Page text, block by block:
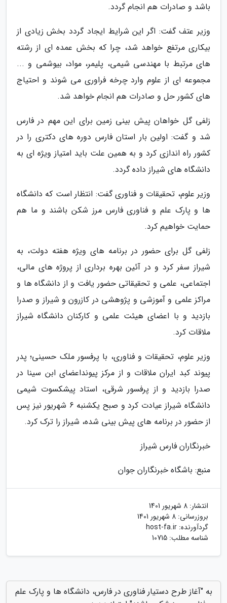
باشد و صادرات هم انجام گردد.
وزیر عتف گفت: اگر این شرایط ایجاد گردد بخش زیادی از
بیکاری مرتفع خواهد شد، چرا که بخش عمده ای از رشته
های مرتبط با مهندسی شیمی، پلیمر، مواد، بیوشمی و ...
مجموعه ای از علوم وارد چرخه فراوری می شوند و احتیاج
های کشور حل و صادرات هم انجام خواهد شد.
زلفی گل خواهان پیش بینی زمین برای این مهم در فارس
شد و گفت: اولین بار استان فارس دوره های دکتری را در
کشور راه اندازی کرد و به همین علت باید امتیاز ویژه ای به
دانشگاه های شیراز داده گردد.
وزیر علوم، تحقیقات و فناوری گفت: انتظار است که دانشگاه
ها و پارک علم و فناوری فارس مرز شکن باشند و ما هم
حمایت خواهیم کرد.
زلفی گل برای حضور در برنامه های ویژه هفته دولت، به
شیراز سفر کرد و در آئین بهره برداری از پروژه های مالی،
اجتماعی، علمی و تحقیقاتی حضور یافت و از دانشگاه ها و
مراکز علمی و آموزشی و پژوهشی در کازرون و شیراز و صدرا
بازدید و با اعضای هیئت علمی و کارکنان دانشگاه شیراز
ملاقات کرد.
وزیر علوم، تحقیقات و فناوری، با پرفسور ملک حسینی؛ پدر
پیوند کبد ایران ملاقات و از مرکز پیونداعضای ابن سینا در
صدرا بازدید و از پرفسور شرقی، استاد پیشکسوت شیمی
دانشگاه شیراز عیادت کرد و صبح یکشنبه 6 شهریور نیز پس
از حضور در برنامه های پیش بینی شده، شیراز را ترک کرد.
خبرنگاران فارس شیراز
منبع: باشگاه خبرنگاران جوان
انتشار: 8 شهریور 1401
بروزرسانی: 8 شهریور 1401
گردآورنده: host-fa.ir
شناسه مطلب: 10715
به "آغاز طرح دستیار فناوری در فارس، دانشگاه ها و پارک علم